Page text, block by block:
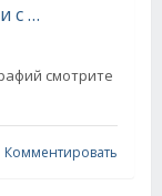
Прикольные и смешные картинки с фотографиями для хорошего настроения
смотрите
Комментировать